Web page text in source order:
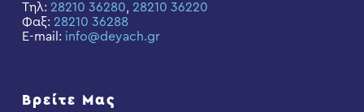
Τηλ: 28210 36280, 28210 36220
Φαξ: 28210 36288
E-mail: info@deyach.gr
Βρείτε Μας